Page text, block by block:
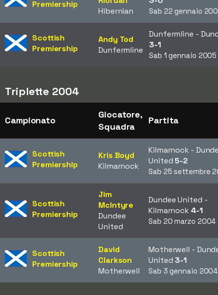
Premiership
Hibernian
Sab 22 gennaio
Scottish
Premiership
Andy Tod
Dunfermline
Dunfermline -
3-1
Sab 1 gennaio 2005
Triplette 2004
Campionato
Giocatore,
Squadra
Partita
Scottish
Premiership
Kris Boyd
Kilmarnock
Kilmarnock -
United 5-2
Sab 25 settembre
Scottish
Premiership
Jim
McIntyre
Dundee
United
Dundee United -
Kilmarnock 4-1
Sab 20 marzo 2004
Scottish
Premiership
David
Clarkson
Motherwell
Motherwell -
United 3-1
Sab 3 gennaio 2004